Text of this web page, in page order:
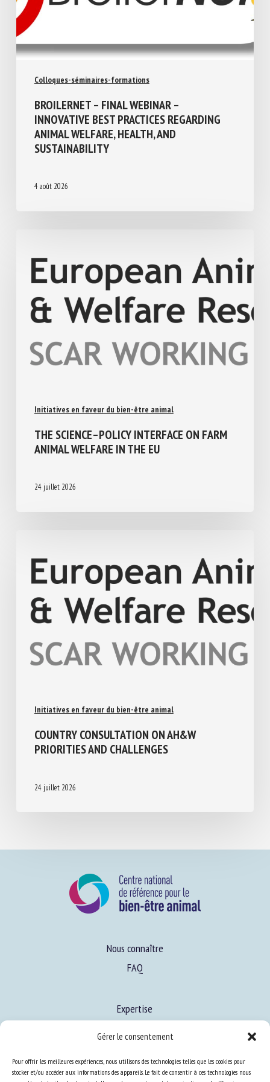
Gérer le consentement
Pour offrir les meilleures expériences, nous utilisons des technologies telles que les cookies pour
stocker et/ou accéder aux informations des appareils. Le fait de consentir à ces technologies nous
Colloques-séminaires-formations
BROILERNET – FINAL WEBINAR –
INNOVATIVE BEST PRACTICES REGARDING
ANIMAL WELFARE, HEALTH, AND
SUSTAINABILITY
4 août 2026
ANIMAL WELFARE IN THE EU
COUNTRY CONSULTATION ON AH&W
PRIORITIES AND CHALLENGES
Nous connaître
FAQ
Expertise